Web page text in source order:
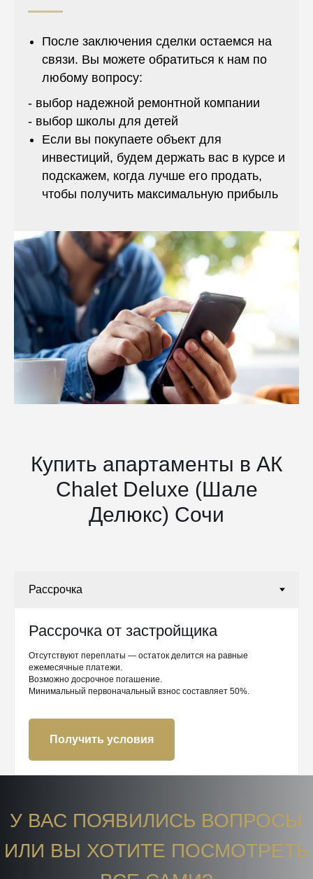
После заключения сделки остаемся на
связи. Вы можете обратиться к нам по
любому вопросу:
- выбор надежной ремонтной компании
- выбор школы для детей
Если вы покупаете объект для
инвестиций, будем держать вас в курсе и
подскажем, когда лучше его продать,
чтобы получить максимальную прибыль
Купить апартаменты в АК
Chalet Deluxe (Шале
Делюкс) Сочи
Рассрочка от застройщика
Отсутствуют переплаты — остаток делится на равные
ежемесячные платежи.
Возможно досрочное погашение.
Минимальный первоначальный взнос составляет 50%.
Получить условия
У ВАС ПОЯВИЛИСЬ ВОПРОСЫ
ИЛИ ВЫ ХОТИТЕ ПОСМОТРЕТЬ